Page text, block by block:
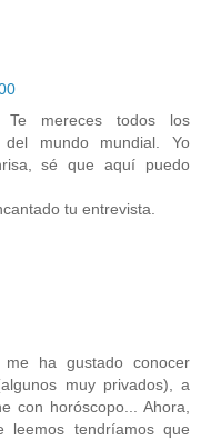
Te mereces todos los
del mundo mundial. Yo
sé que aquí puedo
tu entrevista.
ha gustado conocer
muy privados), a
con horóscopo... Ahora,
leemos tendríamos que